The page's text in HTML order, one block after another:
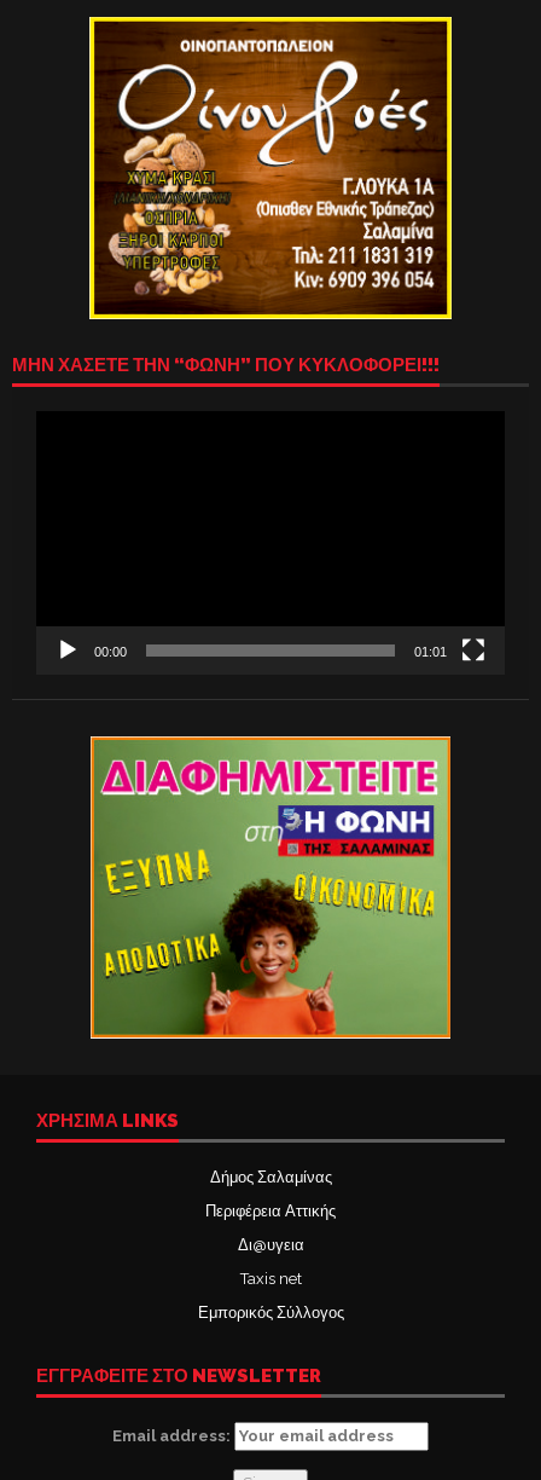
ΜΗΝ ΧΑΣΕΤΕ ΤΗΝ “ΦΩΝΗ” ΠΟΥ ΚΥΚΛΟΦΟΡΕΙ!!!
00:00 01:01
ΧΡΉΣΙΜΑ LINKS
Δήμος Σαλαμίνας
Περιφέρεια Αττικής
Δι@υγεια
Taxis net
Εμπορικός Σύλλογος
ΕΓΓΡΑΦΕΙΤΕ ΣΤΟ NEWSLETTER
Email address: